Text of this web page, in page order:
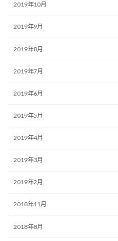
2019年10月
2019年9月
2019年8月
2019年7月
2019年6月
2019年5月
2019年4月
2019年3月
2019年2月
2018年11月
2018年8月